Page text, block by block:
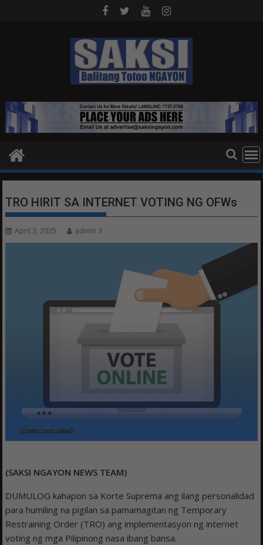
TRO HIRIT SA INTERNET VOTING NG OFWs
April 3, 2025 admin 3
(SAKSI NGAYON NEWS TEAM)
DUMULOG kahapon sa Korte Suprema ang ilang personalidad
para humiling na pigilan sa pamamagitan ng Temporary
Restraining Order (TRO) ang implementasyon ng internet
voting ng mga Pilipinong nasa ibang bansa.